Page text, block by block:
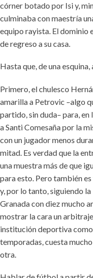
córner botado por Isi y,
culminaba con maestría
equipo rayista. El dominio
de regreso a su casa.
Hasta que, de una
Primero, el chulesco
amarilla a Petrovic –algo
partido, sin duda– para,
a Santi Comesaña por la
con un jugador menos
mitad. Es verdad que la
una muestra más de que
para esto. Pero también
y, por lo tanto, siguiendo
Granada con diez mucho
mostrar la cara un
institución deportiva como
temporadas, cuesta
otra.